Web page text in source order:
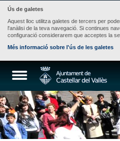
Ús de galetes
Aquest lloc utilitza galetes de tercers per
l'anàlisi de la teva navegació. Si continues
configuració considerarem que acceptes la
Més informació sobre l'ús de les galetes